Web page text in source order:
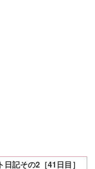
日記その2［41日目］